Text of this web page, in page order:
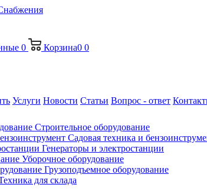
0 Корзина0 0
Услуги Новости Статьи Вопрос - ответ
Строительное оборудование
Садовая техника и
Генераторы и электростанции
Уборочное оборудование
Грузоподъемное оборудование
для склада